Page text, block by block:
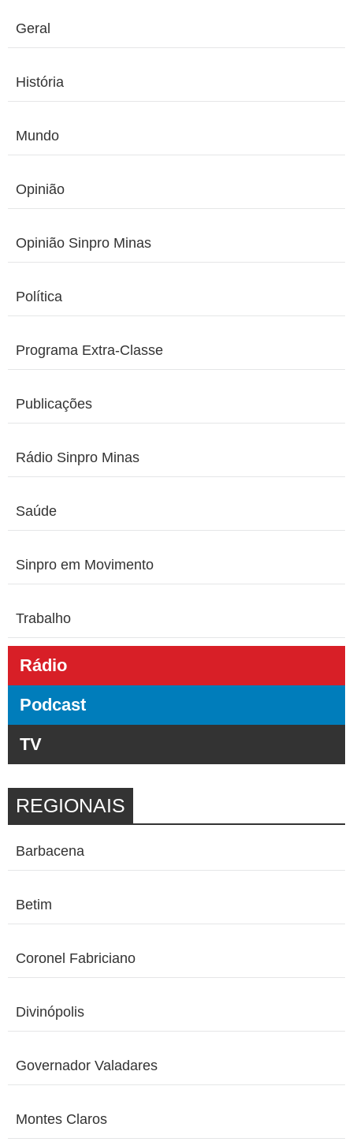
Geral
História
Mundo
Opinião
Opinião Sinpro Minas
Política
Programa Extra-Classe
Publicações
Rádio Sinpro Minas
Saúde
Sinpro em Movimento
Trabalho
Rádio
Podcast
TV
REGIONAIS
Barbacena
Betim
Coronel Fabriciano
Divinópolis
Governador Valadares
Montes Claros